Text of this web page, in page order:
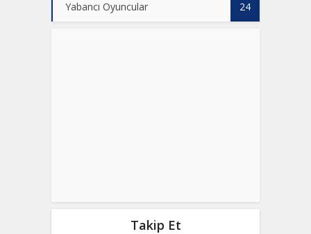
Yabancı Oyuncular 24
Takip Et